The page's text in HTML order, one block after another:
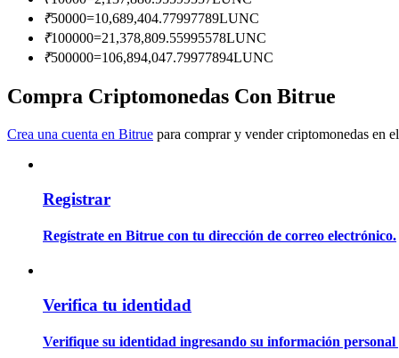
Disfruta del reparto de beneficios y comisiones de copy trading
Información
Análisis de big data que incluye información comercial, etc.
₹50000=10,689,404.77997789LUNC
₹100000=21,378,809.55995578LUNC
₹500000=106,894,047.79977894LUNC
Compra Criptomonedas Con Bitrue
Crea una cuenta en Bitrue para comprar y vender criptomonedas en
Registrar
Regístrate en Bitrue con tu dirección de correo electrónico.
Verifica tu identidad
Verifique su identidad ingresando su información